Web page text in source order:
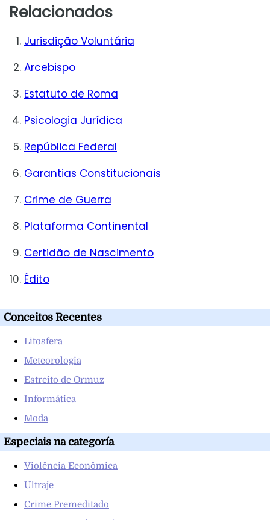
Relacionados
Jurisdição Voluntária
Arcebispo
Estatuto de Roma
Psicologia Jurídica
República Federal
Garantias Constitucionais
Crime de Guerra
Plataforma Continental
Certidão de Nascimento
Édito
Conceitos Recentes
Litosfera
Meteorologia
Estreito de Ormuz
Informática
Moda
Especiais na categoría
Violência Econômica
Ultraje
Crime Premeditado